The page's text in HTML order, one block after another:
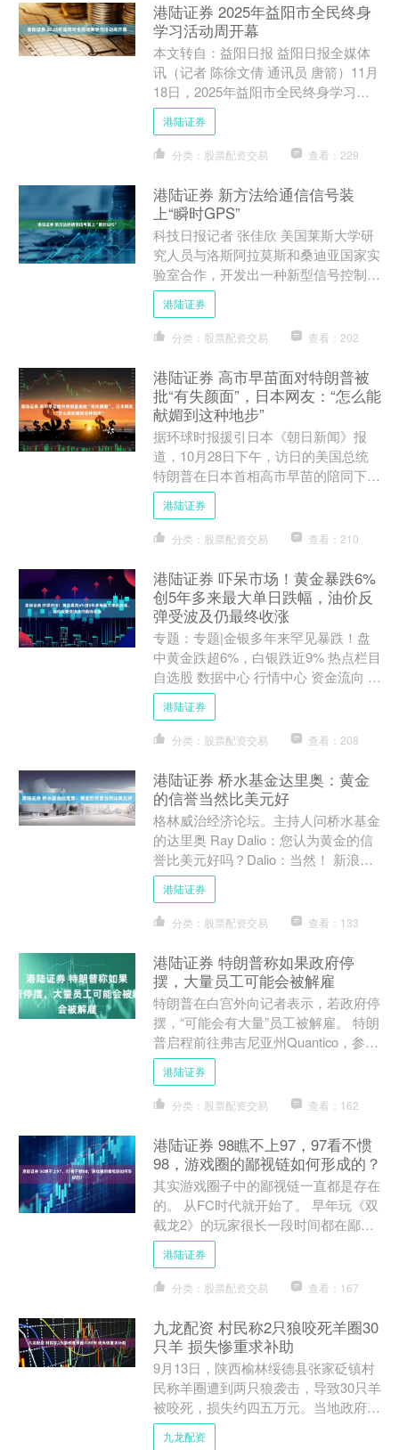
港陆证券 2025年益阳市全民终身
学习活动周开幕
本文转自：益阳日报 益阳日报全媒体
讯（记者 陈徐文倩 通讯员 唐箭）11月
18日，2025年益阳市全民终身学习活
动周开幕式在赫山区谢林港镇清溪文学
村举行。全市教....
港陆证券
分类：股票配资交易 查看：229
港陆证券 新方法给通信信号装
上“瞬时GPS”
科技日报记者 张佳欣 美国莱斯大学研
究人员与洛斯阿拉莫斯和桑迪亚国家实
验室合作，开发出一种新型信号控制方
法，可在信号发出瞬间确定其方向位
置，精度达0.1度，比现....
港陆证券
分类：股票配资交易 查看：202
港陆证券 高市早苗面对特朗普被
批“有失颜面”，日本网友：“怎么能
献媚到这种地步”
据环球时报援引日本《朝日新闻》报
道，10月28日下午，访日的美国总统
特朗普在日本首相高市早苗的陪同下，
乘美国总统专用直升机抵达驻日美军横
须贺基地，两人登上美军“....
港陆证券
分类：股票配资交易 查看：210
港陆证券 吓呆市场！黄金暴跌6%
创5年多来最大单日跌幅，油价反
弹受波及仍最终收涨
专题：专题|金银多年来罕见暴跌！盘
中黄金跌超6%，白银跌近9% 热点栏目
自选股 数据中心 行情中心 资金流向 模
拟交易 客户端 来源：能源研发中心 后
市观点 ....
港陆证券
分类：股票配资交易 查看：208
港陆证券 桥水基金达里奥：黄金
的信誉当然比美元好
格林威治经济论坛。主持人问桥水基金
的达里奥 Ray Dalio：您认为黄金的信
誉比美元好吗？Dalio：当然！ 新浪合
作大平台期货开户 安全快捷有保障 海
量资讯....
港陆证券
分类：股票配资交易 查看：133
港陆证券 特朗普称如果政府停
摆，大量员工可能会被解雇
特朗普在白宫外向记者表示，若政府停
摆，“可能会有大量”员工被解雇。 特朗
普启程前往弗吉尼亚州Quantico，参加
战争部活动并发表演讲。 海量资讯、
精准解读，尽....
港陆证券
分类：股票配资交易 查看：162
港陆证券 98瞧不上97，97看不惯
98，游戏圈的鄙视链如何形成的？
其实游戏圈子中的鄙视链一直都是存在
的。 从FC时代就开始了。 早年玩《双
截龙2》的玩家很长一段时间都在鄙视
《双截龙3》，甚至到如今依然如此。
多年后《双截龙1》《....
港陆证券
分类：股票配资交易 查看：167
九龙配资 村民称2只狼咬死羊圈30
只羊 损失惨重求补助
9月13日，陕西榆林绥德县张家砭镇村
民称羊圈遭到两只狼袭击，导致30只羊
被咬死，损失约四五万元。当地政府已
将此事上报给农业、公安和林业部门处
理。 村民朱某手持身....
九龙配资